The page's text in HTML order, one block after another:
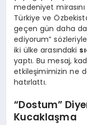
medeniyet
Türkiye ve
geçen gün daha
ediyorum”
iki ülke arasındaki
yaptı. Bu mesaj,
etkileşimimizin ne
hatırlattı.
“Dostum”
Kucaklaşma